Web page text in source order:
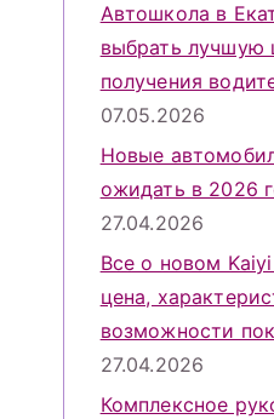
Автошкола в
выбрать лучшую
получения
07.05.2026
Новые
ожидать в 2026
27.04.2026
Все о новом
цена,
возможности
27.04.2026
Комплексное